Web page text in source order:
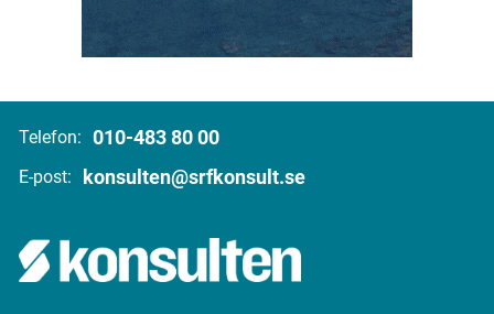
Telefon: 010-483 80 00
E-post: konsulten@srfkonsult.se